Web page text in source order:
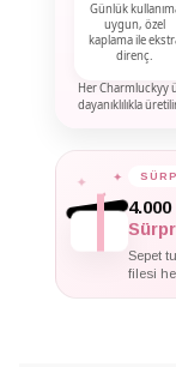
Günlük
uygun, özel
kaplama ile
direnç.
Her Charmluckyy
dayanıklılıkla
✦
Sepet
filesi